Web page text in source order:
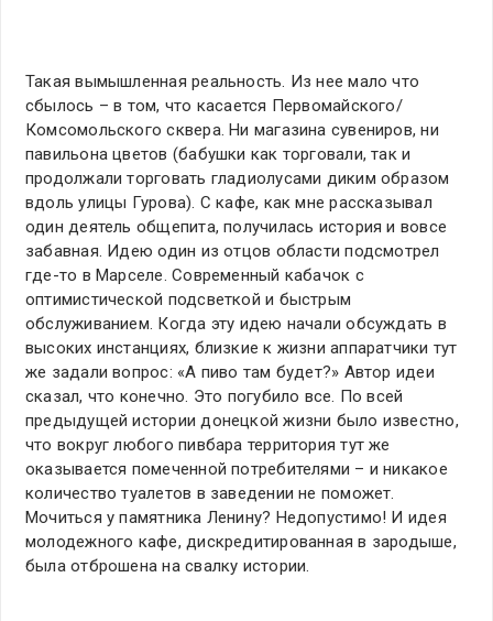
Такая вымышленная реальность. Из нее мало что
сбылось – в том, что касается Первомайского/
Комсомольского сквера. Ни магазина сувениров, ни
павильона цветов (бабушки как торговали, так и
продолжали торговать гладиолусами диким образом
вдоль улицы Гурова). С кафе, как мне рассказывал
один деятель общепита, получилась история и вовсе
забавная. Идею один из отцов области подсмотрел
где-то в Марселе. Современный кабачок с
оптимистической подсветкой и быстрым
обслуживанием. Когда эту идею начали обсуждать в
высоких инстанциях, близкие к жизни аппаратчики тут
же задали вопрос: «А пиво там будет?» Автор идеи
сказал, что конечно. Это погубило все. По всей
предыдущей истории донецкой жизни было известно,
что вокруг любого пивбара территория тут же
оказывается помеченной потребителями – и никакое
количество туалетов в заведении не поможет.
Мочиться у памятника Ленину? Недопустимо! И идея
молодежного кафе, дискредитированная в зародыше,
была отброшена на свалку истории.